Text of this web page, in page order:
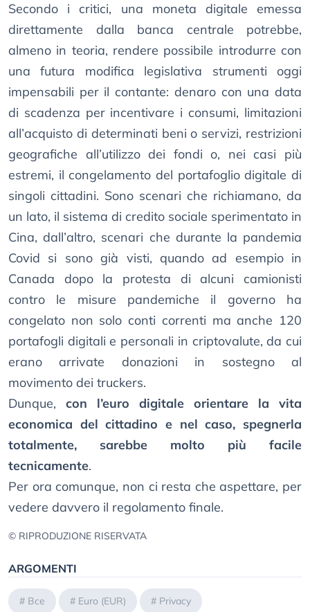
Secondo i critici, una moneta digitale emessa
direttamente dalla banca centrale potrebbe,
almeno in teoria, rendere possibile introdurre con
una futura modifica legislativa strumenti oggi
impensabili per il contante: denaro con una data
di scadenza per incentivare i consumi, limitazioni
all’acquisto di determinati beni o servizi, restrizioni
geografiche all’utilizzo dei fondi o, nei casi più
estremi, il congelamento del portafoglio digitale di
singoli cittadini. Sono scenari che richiamano, da
un lato, il sistema di credito sociale sperimentato in
Cina, dall’altro, scenari che durante la pandemia
Covid si sono già visti, quando ad esempio in
Canada dopo la protesta di alcuni camionisti
contro le misure pandemiche il governo ha
congelato non solo conti correnti ma anche 120
portafogli digitali e personali in criptovalute, da cui
erano arrivate donazioni in sostegno al
movimento dei truckers.
Dunque, con l’euro digitale orientare la vita
economica del cittadino e nel caso, spegnerla
totalmente, sarebbe molto più facile
tecnicamente.
Per ora comunque, non ci resta che aspettare, per
vedere davvero il regolamento finale.
© RIPRODUZIONE RISERVATA
ARGOMENTI
# Bce # Euro (EUR) # Privacy